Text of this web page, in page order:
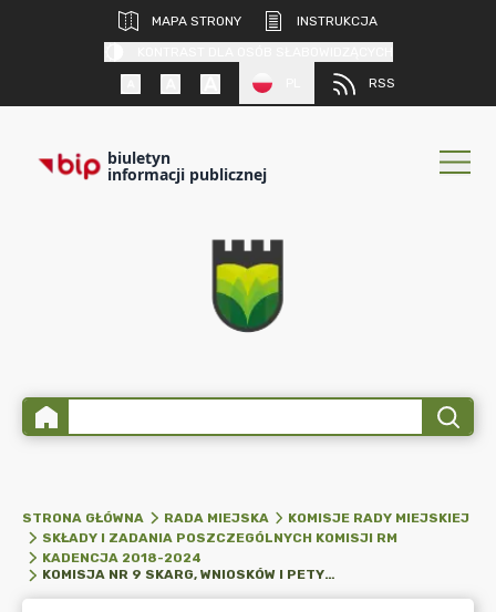
MAPA STRONY
INSTRUKCJA
RSS
biuletyn
informacji publicznej
STRONA GŁÓWNA RADA MIEJSKA
KOMISJE RADY MIEJSKIEJ
SKŁADY I ZADANIA POSZCZEGÓLNYCH KOMISJI RM
KADENCJA 2018-2024
KOMISJA NR 9 SKARG, WNIOSKÓW I PETYCJI